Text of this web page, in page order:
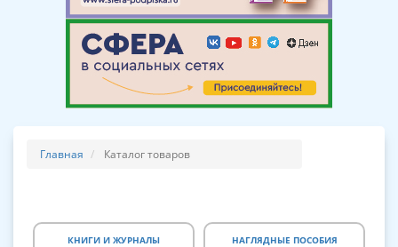
Главная Каталог товаров
КНИГИ И ЖУРНАЛЫ НАГЛЯДНЫЕ ПОСОБИЯ